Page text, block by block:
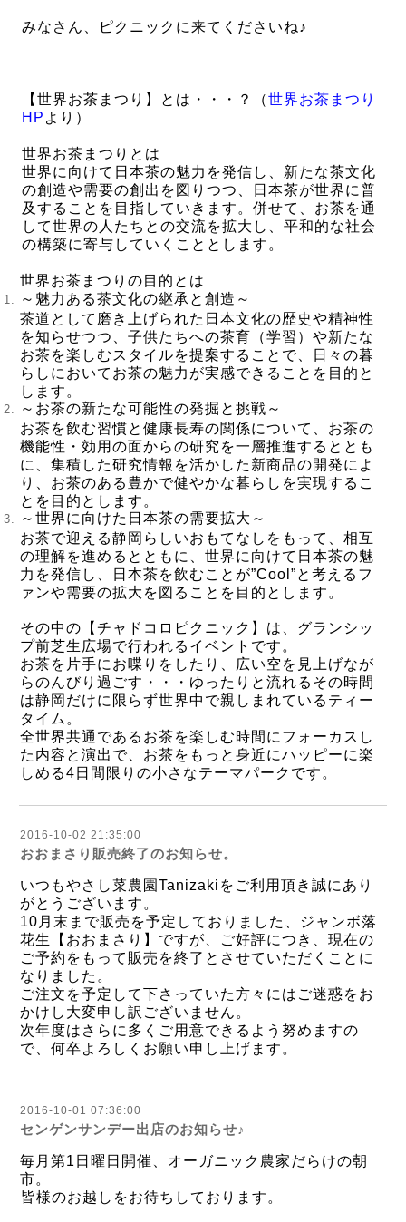
みなさん、ピクニックに来てくださいね♪
【世界お茶まつり】とは・・・？（世界お茶まつり
HP より）
世界お茶まつりとは
世界に向けて日本茶の魅力を発信し、新たな茶文化
の創造や需要の創出を図りつつ、日本茶が世界に普
及することを目指していきます。併せて、お茶を通
して世界の人たちとの交流を拡大し、平和的な社会
の構築に寄与していくこととします。
世界お茶まつりの目的とは
～魅力ある茶文化の継承と創造～
茶道として磨き上げられた日本文化の歴史や精神性
を知らせつつ、子供たちへの茶育（学習）や新たな
お茶を楽しむスタイルを提案することで、日々の暮
らしにおいてお茶の魅力が実感できることを目的と
します。
～お茶の新たな可能性の発掘と挑戦～
お茶を飲む習慣と健康長寿の関係について、お茶の
機能性・効用の面からの研究を一層推進するととも
に、集積した研究情報を活かした新商品の開発によ
り、お茶のある豊かで健やかな暮らしを実現するこ
とを目的とします。
～世界に向けた日本茶の需要拡大～
お茶で迎える静岡らしいおもてなしをもって、相互
の理解を進めるとともに、世界に向けて日本茶の魅
力を発信し、日本茶を飲むことが”Cool”と考えるフ
ァンや需要の拡大を図ることを目的とします。
その中の【チャドコロピクニック】は、グランシッ
プ前芝生広場で行われるイベントです。
お茶を片手にお喋りをしたり、広い空を見上げなが
らのんびり過ごす・・・ゆったりと流れるその時間
は静岡だけに限らず世界中で親しまれているティー
タイム。
全世界共通であるお茶を楽しむ時間にフォーカスし
た内容と演出で、お茶をもっと身近にハッピーに楽
しめる4日間限りの小さなテーマパークです。
2016-10-02 21:35:00
おおまさり販売終了のお知らせ。
いつもやさし菜農園Tanizakiをご利用頂き誠にあり
がとうございます。
10月末まで販売を予定しておりました、ジャンボ落
花生【おおまさり】ですが、ご好評につき、現在の
ご予約をもって販売を終了とさせていただくことに
なりました。
ご注文を予定して下さっていた方々にはご迷惑をお
かけし大変申し訳ございません。
次年度はさらに多くご用意できるよう努めますの
で、何卒よろしくお願い申し上げます。
2016-10-01 07:36:00
センゲンサンデー出店のお知らせ♪
毎月第1日曜日開催、オーガニック農家だらけの朝
市。
皆様のお越しをお待ちしております。